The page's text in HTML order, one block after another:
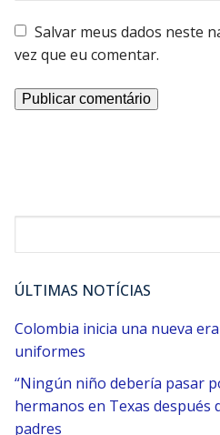
Salvar meus dados neste
vez que eu comentar.
ÚLTIMAS NOTÍCIAS
Colombia inicia una nueva
uniformes
“Ningún niño debería pasar
hermanos en Texas después
padres